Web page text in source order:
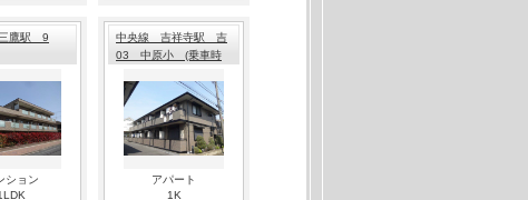
００円
が利用可能。自転車圏内にOKストア有り☆
駅 徒歩40分
61.44㎡）
００円
鷹駅 9
ション
中央線 吉祥寺駅 吉
03 中原小 (乗車時
歩：2分 )
アパート
1K